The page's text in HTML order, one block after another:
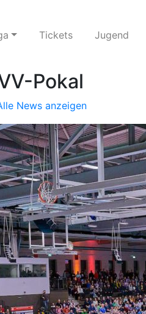
Tickets Jugend
Pokal
News anzeigen